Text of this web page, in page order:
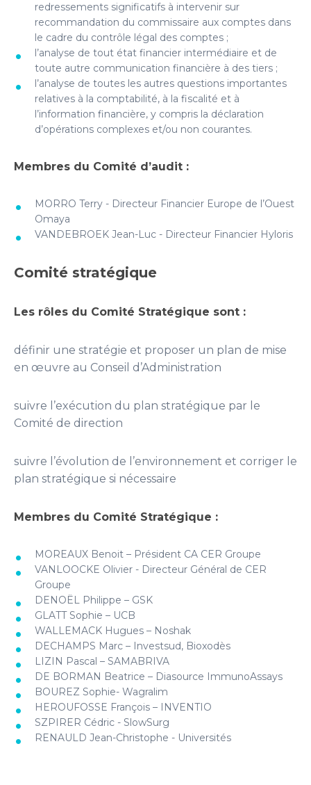
redressements significatifs à intervenir sur
recommandation du commissaire aux comptes dans
le cadre du contrôle légal des comptes ;
l’analyse de tout état financier intermédiaire et de
toute autre communication financière à des tiers ;
l’analyse de toutes les autres questions importantes
relatives à la comptabilité, à la fiscalité et à
l’information financière, y compris la déclaration
d’opérations complexes et/ou non courantes.
Membres du Comité d’audit :
MORRO Terry - Directeur Financier Europe de l’Ouest
Omaya
VANDEBROEK Jean-Luc - Directeur Financier Hyloris
Comité stratégique
Les rôles du Comité Stratégique sont :
définir une stratégie et proposer un plan de mise
en œuvre au Conseil d’Administration
suivre l’exécution du plan stratégique par le
Comité de direction
suivre l’évolution de l’environnement et corriger le
plan stratégique si nécessaire
Membres du Comité Stratégique :
MOREAUX Benoit – Président CA CER Groupe
VANLOOCKE Olivier - Directeur Général de CER
Groupe
DENOËL Philippe – GSK
GLATT Sophie – UCB
WALLEMACK Hugues – Noshak
DECHAMPS Marc – Investsud, Bioxodès
LIZIN Pascal – SAMABRIVA
DE BORMAN Beatrice – Diasource ImmunoAssays
BOUREZ Sophie- Wagralim
HEROUFOSSE François – INVENTIO
SZPIRER Cédric - SlowSurg
RENAULD Jean-Christophe - Universités